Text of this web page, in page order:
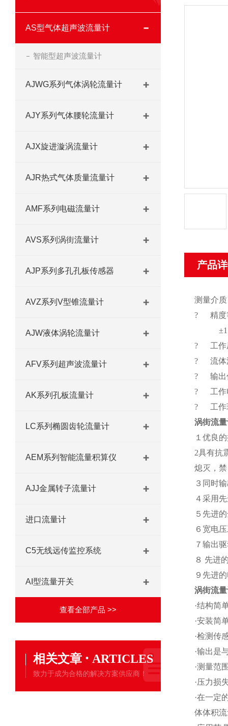
AS型气体超声波流量计
智能型超声波流量计
AJWG系列气体涡轮流量计
AJY系列气体腰轮流量计
AJX旋进漩涡流量计
AJR热式气体质量流量计
AMF系列电磁流量计
AVS系列涡街流量计
AJP系列多孔孔板传感器
AVZ系列V型锥流量计
AJW液体涡轮流量计
AFV系列超声波流量计
AK系列孔板流量计
LC系列椭圆齿轮流量计
AEM系列智能流量积算仪
AJJ金属转子流量计
进口流量计
C5无线远传监控系统
AI型流量开关
查看全部产品 >>
相关文章 · ARTICLES
致力于成为合格的解决方案供应商！
产品
测量介
? 精度
±1.5%
? 工作
? 流体
? 输出
? 工作
? 工作
涡街流
１优良
2具有抗
熄灭，
３同时
４采用
５先进
６宽电
７输出
８ 先进
９先进
涡街流
·结构简
·安装简
·检测传
·输出是
·测量范
·压力损
·在一定
体体积